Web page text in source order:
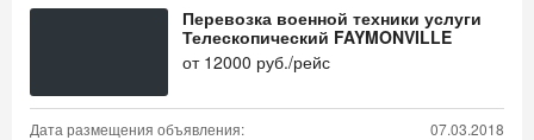
Перевозка военной техники услуги
Телескопический FAYMONVILLE
от 12000 руб./рейс
Дата размещения объявления: 07.03.2018